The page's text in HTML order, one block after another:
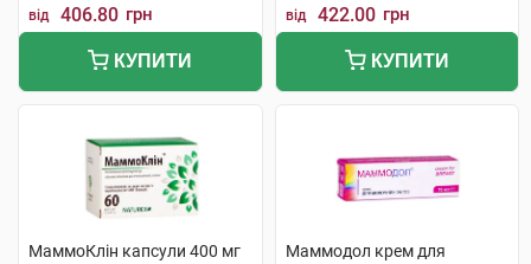
від 406.80 грн
КУПИТИ
від 422.00 грн
КУПИТИ
МаммоКлін капсули 400 мг
Маммодол крем для